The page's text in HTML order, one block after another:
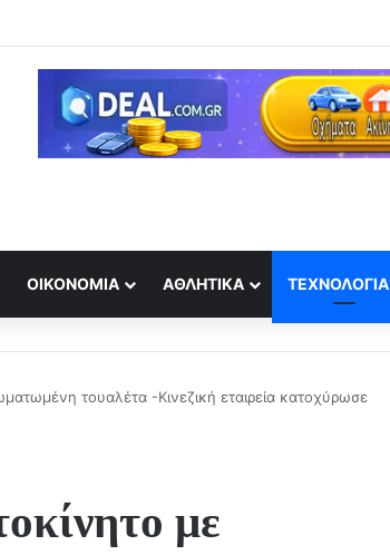
ΟΙΚΟΝΟΜΊΑ ΑΘΛΗΤΙΚΆ ΤΕΧΝΟΛΟΓΊΑ
τουαλέτα -Κινεζική εταιρεία κατοχύρωσε
με